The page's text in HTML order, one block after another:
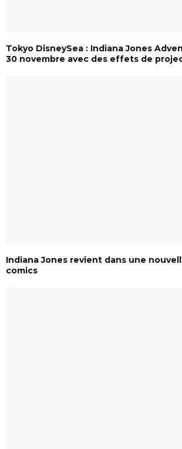
Tokyo DisneySea : Indiana Jones
30 novembre avec des effets de
Indiana Jones revient dans une
comics